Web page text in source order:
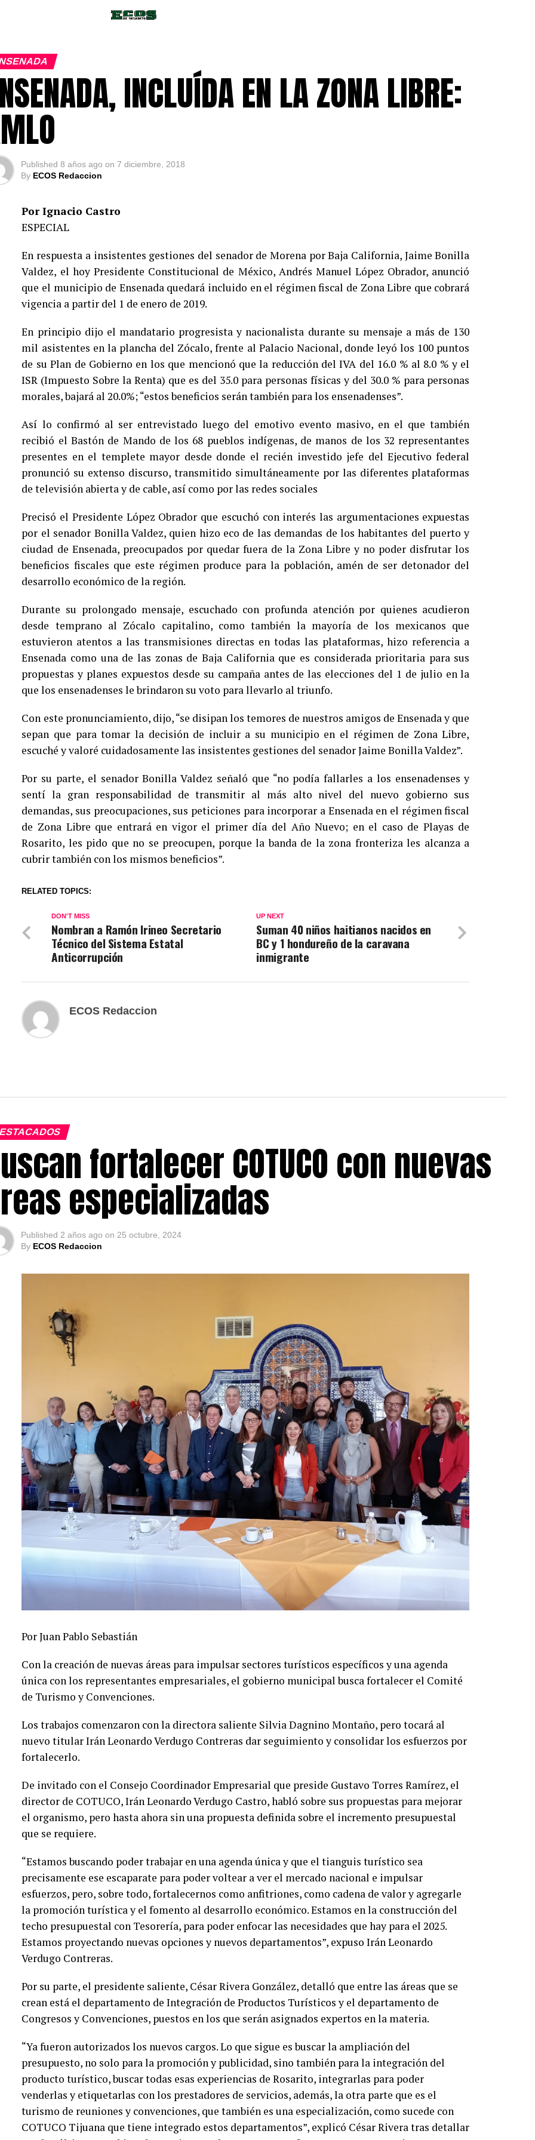
INCLUÍDA EN LA ZONA LIBRE:
Published 8 años ago on 7 diciembre, 2018
By ECOS Redaccion
Por Ignacio Castro
ESPECIAL
En respuesta a insistentes gestiones del senador de Morena por Baja California, Jaime Bonilla
Valdez, el hoy Presidente Constitucional de México, Andrés Manuel López Obrador, anunció
que el municipio de Ensenada quedará incluido en el régimen fiscal de Zona Libre que cobrará
vigencia a partir del 1 de enero de 2019.
En principio dijo el mandatario progresista y nacionalista durante su mensaje a más de 130
mil asistentes en la plancha del Zócalo, frente al Palacio Nacional, donde leyó los 100 puntos
de su Plan de Gobierno en los que mencionó que la reducción del IVA del 16.0 % al 8.0 % y el
ISR (Impuesto Sobre la Renta) que es del 35.0 para personas físicas y del 30.0 % para personas
morales, bajará al 20.0%; “estos beneficios serán también para los ensenadenses”.
Así lo confirmó al ser entrevistado luego del emotivo evento masivo, en el que también
recibió el Bastón de Mando de los 68 pueblos indígenas, de manos de los 32 representantes
presentes en el templete mayor desde donde el recién investido jefe del Ejecutivo federal
pronunció su extenso discurso, transmitido simultáneamente por las diferentes plataformas
de televisión abierta y de cable, así como por las redes sociales
Precisó el Presidente López Obrador que escuchó con interés las argumentaciones expuestas
por el senador Bonilla Valdez, quien hizo eco de las demandas de los habitantes del puerto y
ciudad de Ensenada, preocupados por quedar fuera de la Zona Libre y no poder disfrutar los
beneficios fiscales que este régimen produce para la población, amén de ser detonador del
desarrollo económico de la región.
Durante su prolongado mensaje, escuchado con profunda atención por quienes acudieron
desde temprano al Zócalo capitalino, como también la mayoría de los mexicanos que
estuvieron atentos a las transmisiones directas en todas las plataformas, hizo referencia a
Ensenada como una de las zonas de Baja California que es considerada prioritaria para sus
propuestas y planes expuestos desde su campaña antes de las elecciones del 1 de julio en la
que los ensenadenses le brindaron su voto para llevarlo al triunfo.
Con este pronunciamiento, dijo, “se disipan los temores de nuestros amigos de Ensenada y que
sepan que para tomar la decisión de incluir a su municipio en el régimen de Zona Libre,
escuché y valoré cuidadosamente las insistentes gestiones del senador Jaime Bonilla Valdez”.
Por su parte, el senador Bonilla Valdez señaló que “no podía fallarles a los ensenadenses y
sentí la gran responsabilidad de transmitir al más alto nivel del nuevo gobierno sus
demandas, sus preocupaciones, sus peticiones para incorporar a Ensenada en el régimen fiscal
de Zona Libre que entrará en vigor el primer día del Año Nuevo; en el caso de Playas de
Rosarito, les pido que no se preocupen, porque la banda de la zona fronteriza les alcanza a
cubrir también con los mismos beneficios”.
RELATED TOPICS:
UP NEXT
Suman 40 niños haitianos nacidos en
BC y 1 hondureño de la caravana
inmigrante
DON'T MISS
Nombran a Ramón Irineo Secretario
Técnico del Sistema Estatal
Anticorrupción
ECOS Redaccion
fortalecer COTUCO con nuevas
especializadas
Published 2 años ago on 25 octubre, 2024
By ECOS Redaccion
Por Juan Pablo Sebastián
Con la creación de nuevas áreas para impulsar sectores turísticos específicos y una agenda
única con los representantes empresariales, el gobierno municipal busca fortalecer el Comité
de Turismo y Convenciones.
Los trabajos comenzaron con la directora saliente Silvia Dagnino Montaño, pero tocará al
nuevo titular Irán Leonardo Verdugo Contreras dar seguimiento y consolidar los esfuerzos por
fortalecerlo.
De invitado con el Consejo Coordinador Empresarial que preside Gustavo Torres Ramírez, el
director de COTUCO, Irán Leonardo Verdugo Castro, habló sobre sus propuestas para mejorar
el organismo, pero hasta ahora sin una propuesta definida sobre el incremento presupuestal
que se requiere.
“Estamos buscando poder trabajar en una agenda única y que el tianguis turístico sea
precisamente ese escaparate para poder voltear a ver el mercado nacional e impulsar
esfuerzos, pero, sobre todo, fortalecernos como anfitriones, como cadena de valor y agregarle
la promoción turística y el fomento al desarrollo económico. Estamos en la construcción del
techo presupuestal con Tesorería, para poder enfocar las necesidades que hay para el 2025.
Estamos proyectando nuevas opciones y nuevos departamentos”, expuso Irán Leonardo
Verdugo Contreras.
Por su parte, el presidente saliente, César Rivera González, detalló que entre las áreas que se
crean está el departamento de Integración de Productos Turísticos y el departamento de
Congresos y Convenciones, puestos en los que serán asignados expertos en la materia.
“Ya fueron autorizados los nuevos cargos. Lo que sigue es buscar la ampliación del
presupuesto, no solo para la promoción y publicidad, sino también para la integración del
producto turístico, buscar todas esas experiencias de Rosarito, integrarlas para poder
venderlas y etiquetarlas con los prestadores de servicios, además, la otra parte que es el
turismo de reuniones y convenciones, que también es una especialización, como sucede con
COTUCO Tijuana que tiene integrado estos departamentos”, explicó César Rivera tras detallar